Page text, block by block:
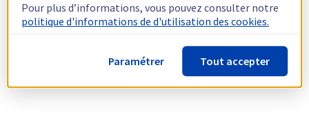
Pour plus d’informations, vous pouvez consulter notre
politique d'informations de d'utilisation des cookies.
Paramétrer Tout accepter